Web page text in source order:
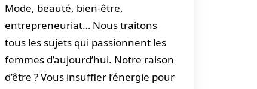
Mode, beauté, bien-être,
entrepreneuriat… Nous traitons
tous les sujets qui passionnent les
femmes d’aujourd’hui. Notre raison
d’être ? Vous insuffler l’énergie pour